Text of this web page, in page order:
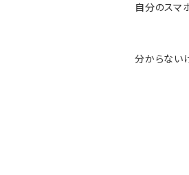
自分のスマ
分からない